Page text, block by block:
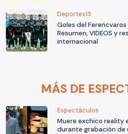
Deportes13
Goles del Ferencvaros
Resumen, VIDEOS y
internacional
MÁS DE
Espectáculos
Muere exchico reality
durante grabación de